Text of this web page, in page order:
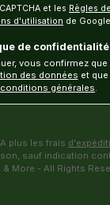
et les Règles
d'utilisation de
de confidentialité
des données et
conditions générales
plus les frais
sauf indication
More - All Rights